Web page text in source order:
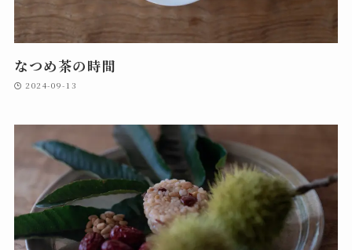
なつめ茶の時間
2024-09-13